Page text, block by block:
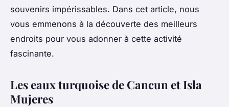
souvenirs impérissables. Dans cet article, nous
vous emmenons à la découverte des meilleurs
endroits pour vous adonner à cette activité
fascinante.
Les eaux turquoise de Cancun et Isla
Mujeres